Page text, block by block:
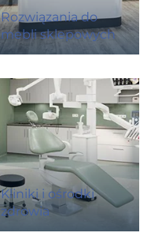
Rozwiązania do
mebli sklepowych
Kliniki i ośrodki
zdrowia